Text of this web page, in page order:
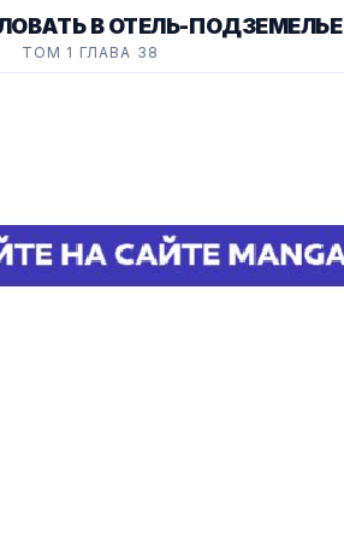
В ОТЕЛЬ-ПОДЗЕМЕЛЬЕ
ТОМ 1 ГЛАВА 38